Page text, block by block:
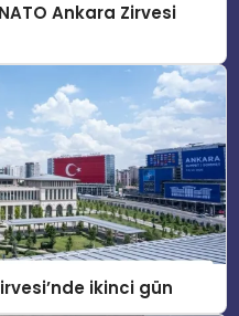
Ankara Zirvesi
ikinci gün